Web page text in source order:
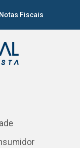
Notas Fiscais